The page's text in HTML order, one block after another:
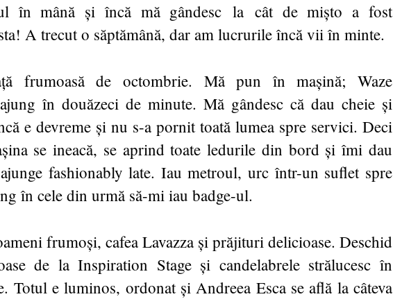
în mână și încă mă gândesc la cât de mișto a fost
A trecut o săptămână, dar am lucrurile încă vii în minte.
frumoasă de octombrie. Mă pun în mașină; Waze
în douăzeci de minute. Mă gândesc că dau cheie și
e devreme și nu s-a pornit toată lumea spre servici. Deci
se ineacă, se aprind toate ledurile din bord și îmi dau
fashionably late. Iau metroul, urc într-un suflet spre
în cele din urmă să-mi iau badge-ul.
frumoși, cafea Lavazza și prăjituri delicioase. Deschid
de la Inspiration Stage și candelabrele strălucesc în
Totul e luminos, ordonat și Andreea Esca se află la câteva